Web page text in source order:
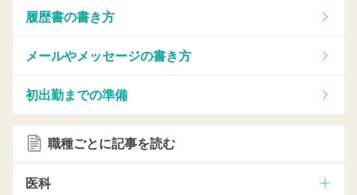
履歴書の書き方
メールやメッセージの書き方
初出勤までの準備
職種ごとに記事を読む
医科